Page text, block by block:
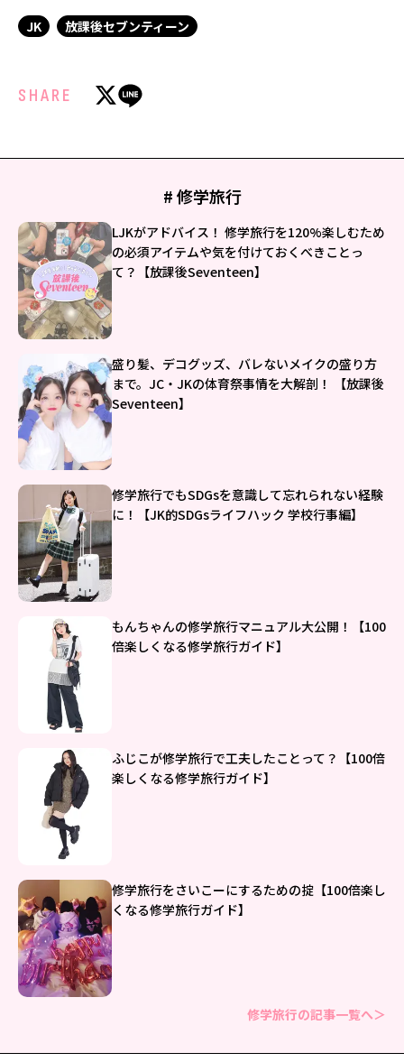
JK 放課後セブンティーン
SHARE
# 修学旅行
LJKがアドバイス！ 修学旅行を120%楽しむため
の必須アイテムや気を付けておくべきことっ
て？【放課後Seventeen】
盛り髪、デコグッズ、バレないメイクの盛り方
まで。JC・JKの体育祭事情を大解剖！ 【放課後
Seventeen】
修学旅行でもSDGsを意識して忘れられない経験
に！【JK的SDGsライフハック 学校行事編】
もんちゃんの修学旅行マニュアル大公開！【100
倍楽しくなる修学旅行ガイド】
ふじこが修学旅行で工夫したことって？【100倍
楽しくなる修学旅行ガイド】
修学旅行をさいこーにするための掟【100倍楽し
くなる修学旅行ガイド】
修学旅行の記事一覧へ＞